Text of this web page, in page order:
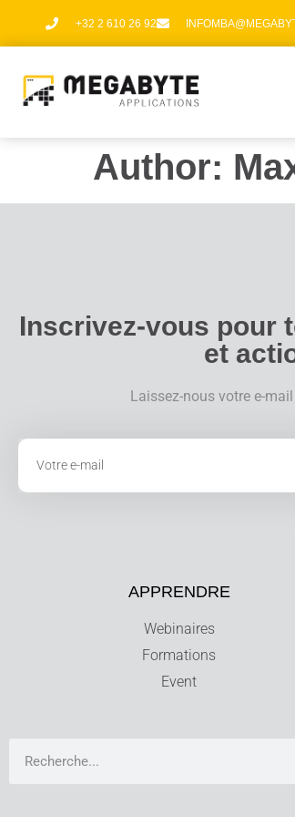
+32 2 610 26 92
Author:
Inscrivez-vous pour
et
Laissez-nous votre e-
APPRENDRE
Webinaires
Formations
Event